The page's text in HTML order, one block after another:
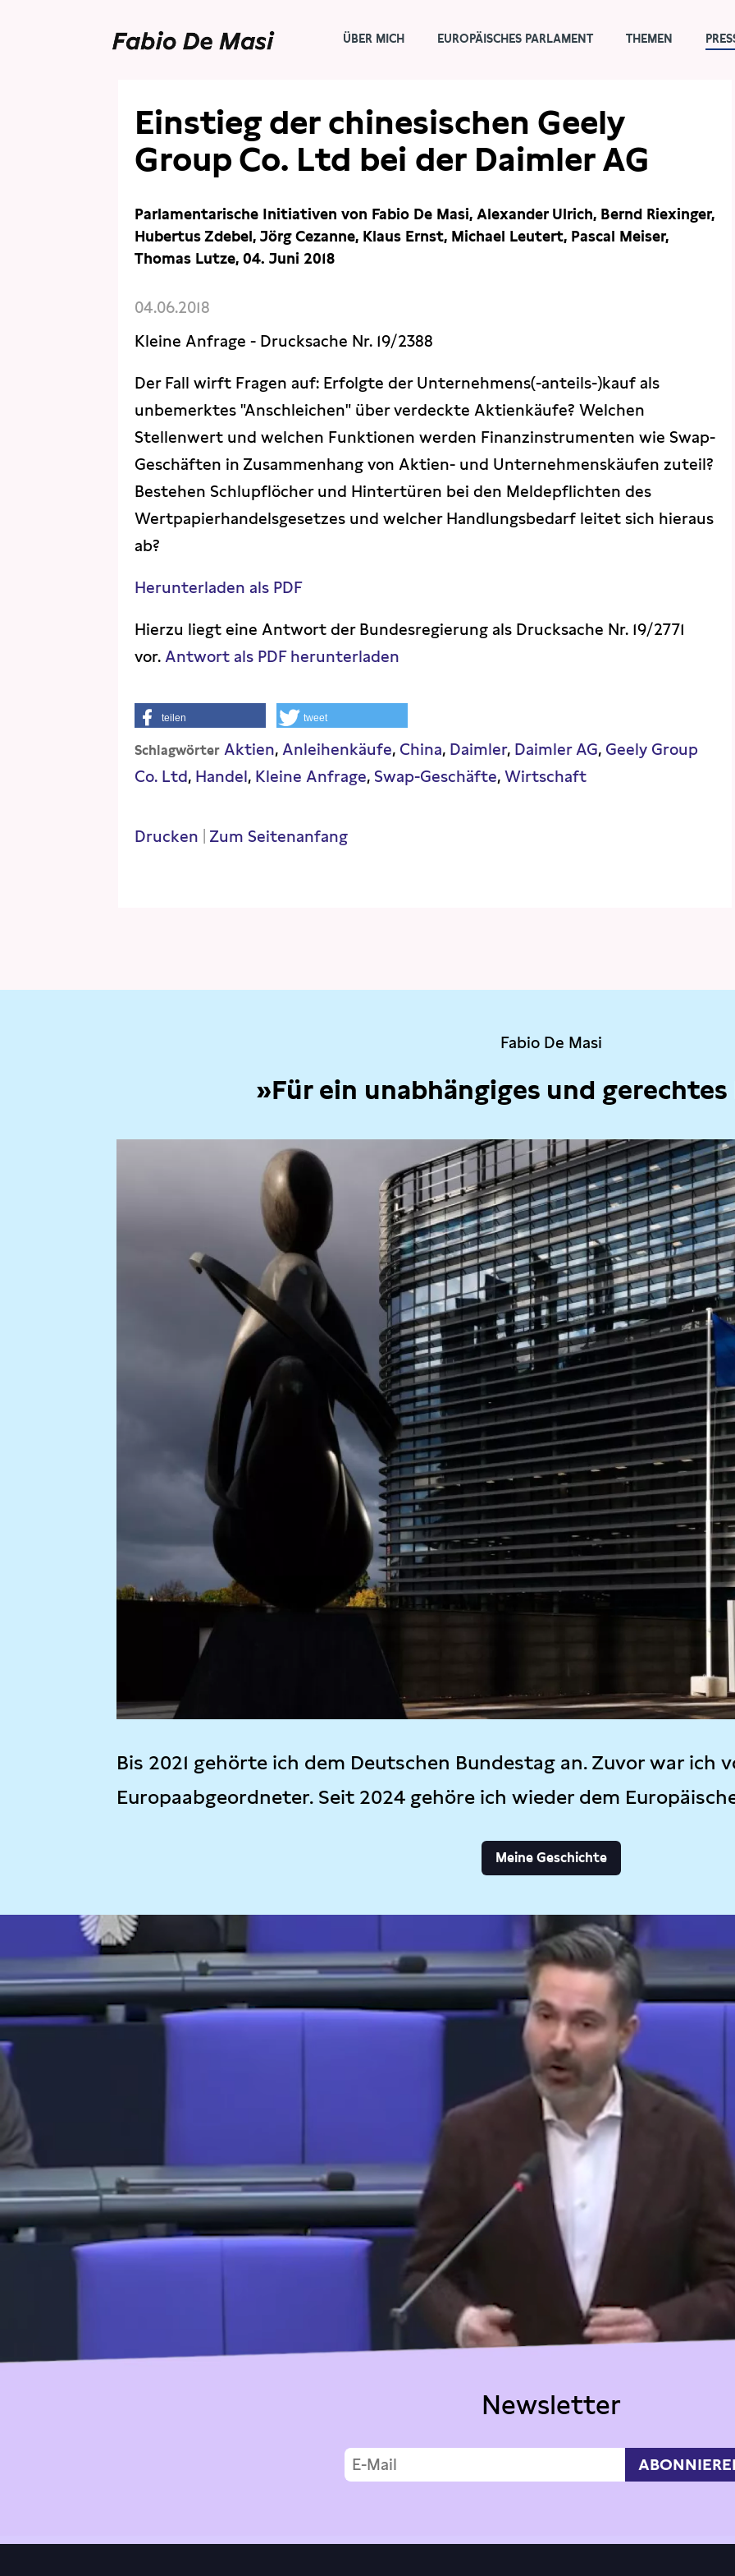
ÜBER MICH EUROPÄISCHES PARLAMENT THEMEN
Einstieg der chinesischen Geely
Group Co. Ltd bei der Daimler AG
Parlamentarische Initiativen von Fabio De Masi, Alexander Ulrich, Bernd Riexinger,
Hubertus Zdebel, Jörg Cezanne, Klaus Ernst, Michael Leutert, Pascal Meiser,
Thomas Lutze, 04. Juni 2018
04.06.2018
Kleine Anfrage - Drucksache Nr. 19/2388
Der Fall wirft Fragen auf: Erfolgte der Unternehmens(-anteils-)kauf als
unbemerktes "Anschleichen" über verdeckte Aktienkäufe? Welchen
Stellenwert und welchen Funktionen werden Finanzinstrumenten wie Swap-
Geschäften in Zusammenhang von Aktien- und Unternehmenskäufen zuteil?
Bestehen Schlupflöcher und Hintertüren bei den Meldepflichten des
Wertpapierhandelsgesetzes und welcher Handlungsbedarf leitet sich hieraus
ab?
Herunterladen als PDF
Hierzu liegt eine Antwort der Bundesregierung als Drucksache Nr. 19/2771
vor.Antwort als PDF herunterladen
teilen tweet
Schlagwörter Aktien Anleihenkäufe China Daimler Daimler AG Geely Group
Co. Ltd Handel Kleine Anfrage Swap-Geschäfte Wirtschaft
Drucken Zum Seitenanfang
Fabio De Masi
»Für ein unabhängiges und gerechtes
Bis 2021 gehörte ich dem Deutschen Bundestag an. Zuvor war ich
Europaabgeordneter. Seit 2024 gehöre ich wieder dem
Meine Geschichte
Newsletter